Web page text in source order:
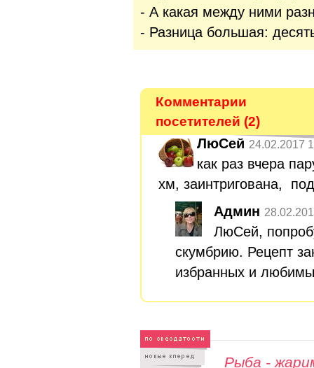
- А какая между ними
- Разница большая:
Комментарии
посетителей (2)
ЛюСей 24.02.2017
как раз вчера
хм, заинтригована,
Админ
ЛюСей,
скумбрию. Рецепт
избранных и
Рыба -